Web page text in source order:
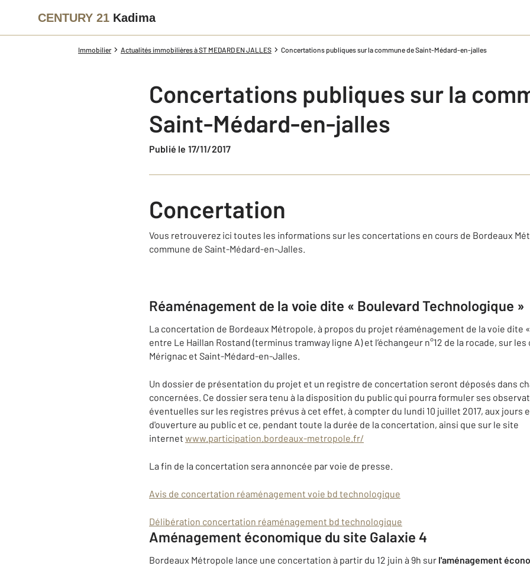
CENTURY 21 Kadima
Immobilier Actualités immobilières à ST MEDARD EN JALLES Concertations publiques sur la commune de Saint-Médard-en-jalles
Concertations publiques sur la
Saint-Médard-en-jalles
Publié le 17/11/2017
Concertation
Vous retrouverez ici toutes les informations sur les concertations en cours de Bordeaux
commune de Saint-Médard-en-Jalles.
Réaménagement de la voie dite « Boulevard Technologique »
La concertation de Bordeaux Métropole, à propos du projet réaménagement de la voie dite
entre Le Haillan Rostand (terminus tramway ligne A) et l’échangeur n°12 de la rocade, sur
Mérignac et Saint-Médard-en-Jalles.
Un dossier de présentation du projet et un registre de concertation seront déposés dans
concernées. Ce dossier sera tenu à la disposition du public qui pourra formuler ses
éventuelles sur les registres prévus à cet effet, à compter du lundi 10 juillet 2017, aux jours
d'ouverture au public et ce, pendant toute la durée de la concertation, ainsi que sur le site
internet www.participation.bordeaux-metropole.fr/
La fin de la concertation sera annoncée par voie de presse.
Avis de concertation réaménagement voie bd technologique
Délibération concertation réaménagement bd technologique
Aménagement économique du site Galaxie 4
Bordeaux Métropole lance une concertation à partir du 12 juin à 9h sur l'aménagement